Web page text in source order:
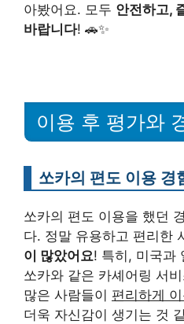
아봤어요. 모두 안전하고,
바랍니다! 🚗✨
이용 후 평가와
쏘카의 편도 이용 경
쏘카의 편도 이용을 했던
다. 정말 유용하고 편리한
이 많았어요! 특히, 미국과
쏘카와 같은 카셰어링 서
많은 사람들이 편리하게
더욱 자신감이 생기는 것